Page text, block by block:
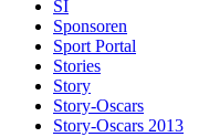
SI
Sponsoren
Sport Portal
Stories
Story
Story-Oscars
Story-Oscars 2013